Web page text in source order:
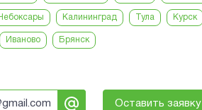
Калининград Тула Курск
Иваново Брянск
Оставить заявку